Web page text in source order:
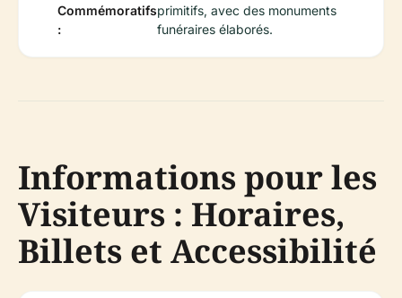
Commémoratifs
:
primitifs, avec des monuments
funéraires élaborés.
Informations pour les
Visiteurs : Horaires,
Billets et Accessibilité